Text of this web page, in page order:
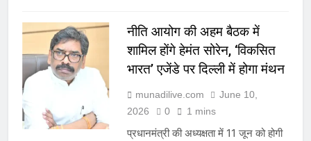
नीति आयोग की अहम बैठक में
शामिल होंगे हेमंत सोरेन, ‘विकसित
भारत’ एजेंडे पर दिल्ली में होगा मंथन
munadilive.com
June 10,
2026
0 1 mins
प्रधानमंत्री की अध्यक्षता में 11 जून को होगी